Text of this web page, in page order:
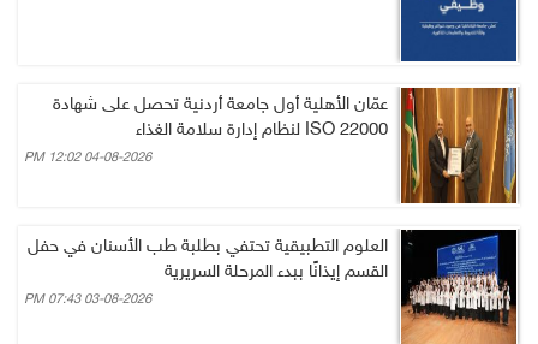
عمّان الأهلية أول جامعة أردنية تحصل على شهادة
ISO 22000 لنظام إدارة سلامة الغذاء
04-08-2026 12:02 PM
العلوم التطبيقية تحتفي بطلبة طب الأسنان في حفل
القسم إيذانًا ببدء المرحلة السريرية
03-08-2026 07:43 PM